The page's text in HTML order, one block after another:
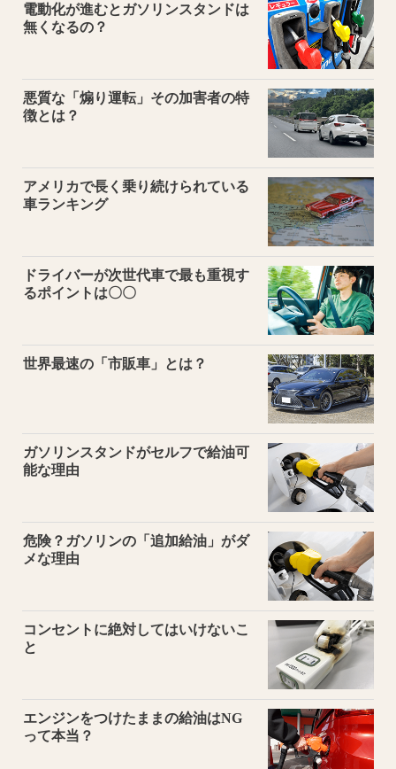
電動化が進むとガソリンスタンドは
無くなるの？
悪質な「煽り運転」その加害者の特
徴とは？
アメリカで長く乗り続けられている
車ランキング
ドライバーが次世代車で最も重視す
るポイントは〇〇
世界最速の「市販車」とは？
ガソリンスタンドがセルフで給油可
能な理由
危険？ガソリンの「追加給油」がダ
メな理由
コンセントに絶対してはいけないこ
と
エンジンをつけたままの給油はNG
って本当？